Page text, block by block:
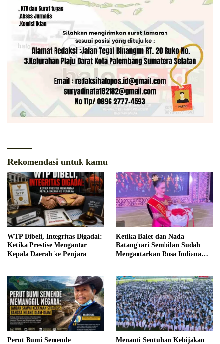
Rekomendasi untuk kamu
WTP Dibeli, Integritas Digadai:
Ketika Prestise Mengantar
Kepala Daerah ke Penjara
Ketika Balet dan Nada
Batanghari Sembilan Sudah
Mengantarkan Rosa Indiana
Perut Bumi Semende
Menanti Sentuhan Kebijakan